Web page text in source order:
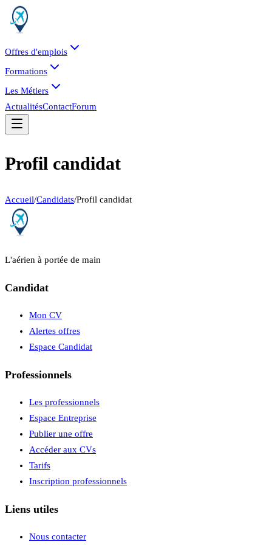
Offres d'emplois
Formations
Les Métiers
ActualitésContactForum
Profil candidat
Accueil/Candidats/Profil candidat
L'aérien à portée de main
Candidat
Mon CV
Alertes offres
Espace Candidat
Professionnels
Les professionnels
Espace Entreprise
Publier une offre
Accéder aux CVs
Tarifs
Inscription professionnels
Liens utiles
Nous contacter